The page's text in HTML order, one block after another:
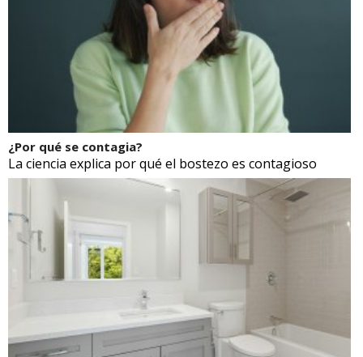
¿Por qué se contagia?
La ciencia explica por qué el bostezo es contagioso